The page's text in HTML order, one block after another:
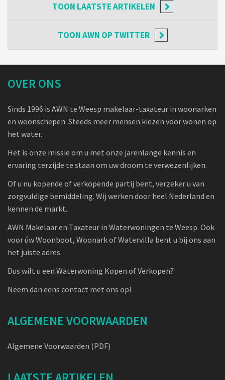
TOON LAATSTE ARTIKELEN
TOONAWN OP TWITTER
OVER ONS
Sinds 1996 is AWN te Weesp makelaar-taxateur in woonarken
en woonschepen. Steeds meer mensen kiezen voor wonen op
het water.
Het is onze missie om u met onze jarenlange kennis en
ervaring terzijde te staan om uw droom te verwezenlijken.
Of u nu kopende of verkopende partij bent, verzeker u van
zorgvuldige bemiddeling. Wij werken door heel Nederland en
kennen de markt.
AWN Makelaar en Taxateur in Waterwoningen te Weesp. Ook
voor úw Woonboot, Woonark of Watervilla bent u bij ons aan
het juiste adres.
Dus wilt u een Waterwoning Kopen of Verkopen?
Neem dan eens contact met ons op!
ALGEMENE VOORWAARDEN
Algemene Voorwaarden (PDF)